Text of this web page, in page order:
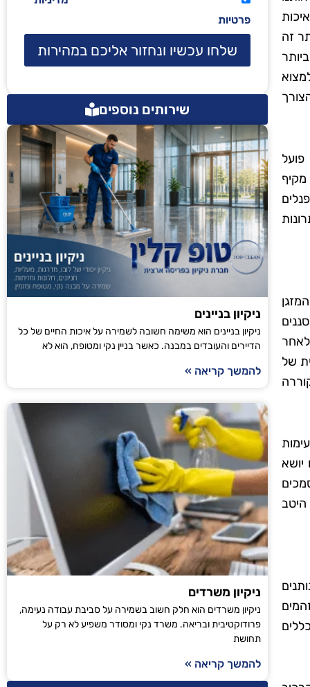
זה
פועל
של
פרטיות
שלחו עכשיו ונחזור אליכם במהירות
שירותים נוספים
ניקיון בניינים
ניקיון בניינים הוא משימה חשובה לשמירה על איכות החיים של כל
הדיירים והעובדים במבנה. כאשר בניין נקי ומטופח, הוא לא
להמשך קריאה »
ניקיון משרדים
ניקיון משרדים הוא חלק חשוב בשמירה על סביבת עבודה נעימה,
פרודוקטיבית ובריאה. משרד נקי ומסודר משפיע לא רק על
תחושת
להמשך קריאה »